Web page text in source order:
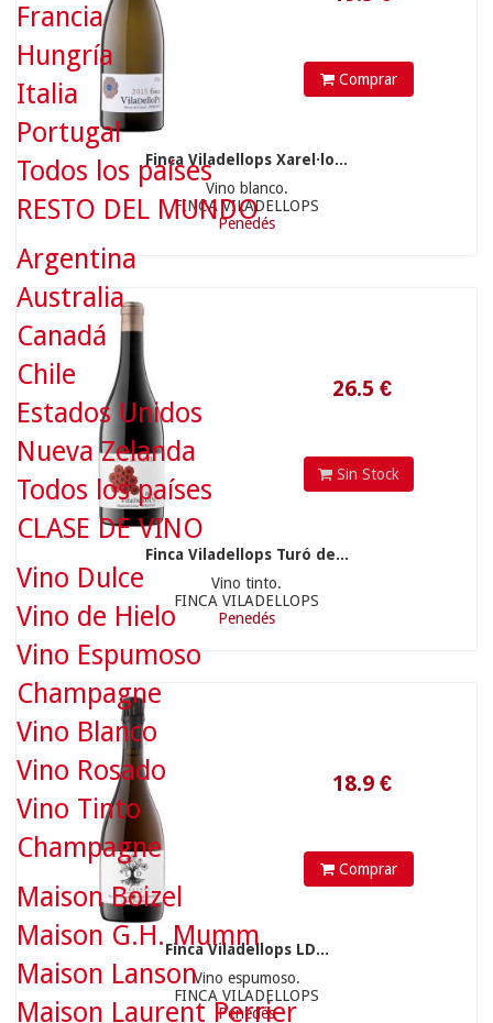
Comprar
Finca Viladellops Xarel·lo...
Vino blanco.
FINCA VILADELLOPS
Penedés
26.5
Sin Stock
Finca Viladellops Turó de...
Vino tinto.
FINCA VILADELLOPS
Penedés
18.9€
Comprar
Finca Viladellops LD...
Vino espumoso.
FINCA VILADELLOPS
Penedés
Francia
Hungría
Italia
Portugal
Todos los países
RESTO DEL MUNDO
Argentina
Australia
Canadá
Chile
Estados Unidos
Nueva Zelanda
Todos los países
CLASE DE VINO
Vino Dulce
Vino de Hielo
Vino Espumoso
Champagne
Vino Blanco
Vino Rosado
Vino Tinto
Champagne
Maison Boizel
Maison G.H. Mumm
Maison Lanson
Maison Laurent Perrier